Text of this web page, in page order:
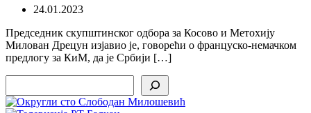
24.01.2023
Председник скупштинског одбора за Косово и Метохију
Милован Дрецун изјавио је, говорећи о француско-немачком
предлогу за КиМ, да је Србији […]